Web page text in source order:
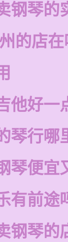
钢琴的
的店
他好一
琴行哪
琴便宜
有前途
钢琴的